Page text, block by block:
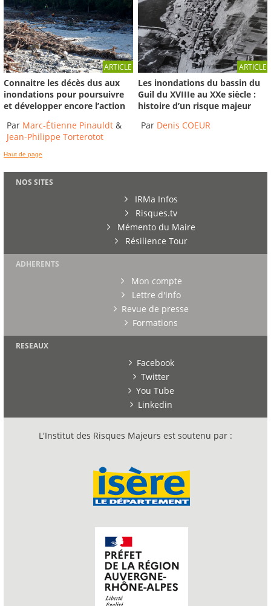
ARTICLE
Connaitre les décès dus aux
inondations pour poursuivre
et développer encore l’action
Par Marc-Étienne Pinauldt &
Jean-Philippe Torterotot
ARTICLE
Les inondations du bassin du
Guil du XVIIIe au XXe siècle :
histoire d’un risque majeur
Par Denis COEUR
Haut de page
NOS SITES
IRMa Infos
Risques.tv
Mémento du Maire
Résilience Tour
ADHERENTS
Mon compte
Lettre d'info
Revue de presse
Formations
RESEAUX
Facebook
Twitter
You Tube
Linkedin
L'Institut des Risques Majeurs est soutenu par :